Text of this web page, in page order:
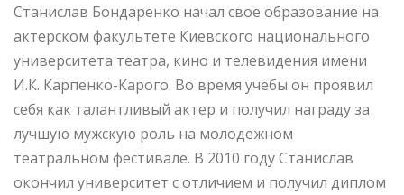
Станислав Бондаренко начал свое образование на
актерском факультете Киевского национального
университета театра, кино и телевидения имени
И.К. Карпенко-Карого. Во время учебы он проявил
себя как талантливый актер и получил награду за
лучшую мужскую роль на молодежном
театральном фестивале. В 2010 году Станислав
окончил университет с отличием и получил диплом